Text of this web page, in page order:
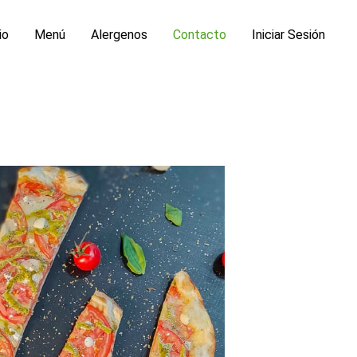
Menú Alergenos Contacto Iniciar Sesión